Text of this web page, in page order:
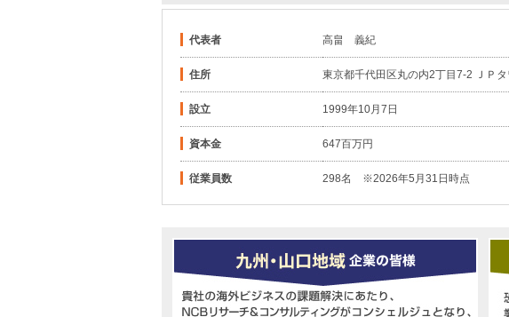
代表者 高畠 義紀
住所 東京都千代田区丸の内2丁目7-2 ＪＰ
設立 1999年10月7日
資本金 647百万円
従業員数 298名 ※2026年5月31日時点